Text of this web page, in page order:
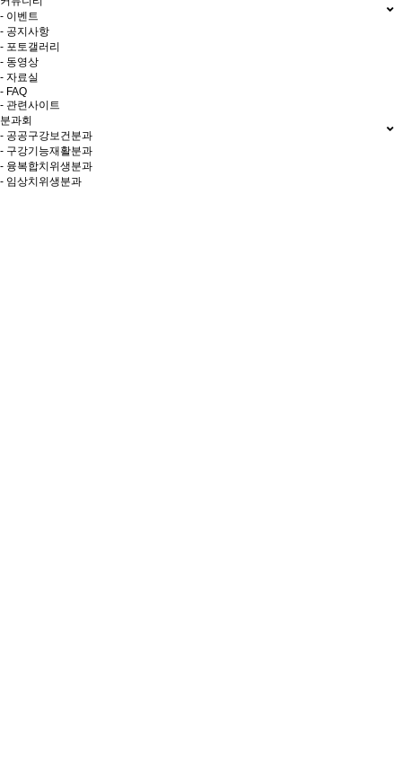
- 이벤트
- 공지사항
- 포토갤러리
- 동영상
- 자료실
- FAQ
- 관련사이트
분과회
- 공공구강보건분과
- 구강기능재활분과
- 융복합치위생분과
- 임상치위생분과